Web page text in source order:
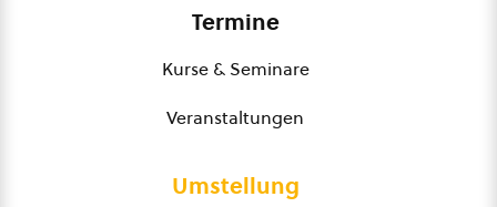
Termine
Kurse & Seminare
Veranstaltungen
Umstellung